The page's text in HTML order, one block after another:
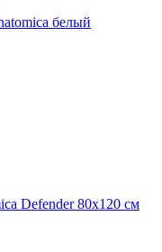
белый
Defender 80х120 см